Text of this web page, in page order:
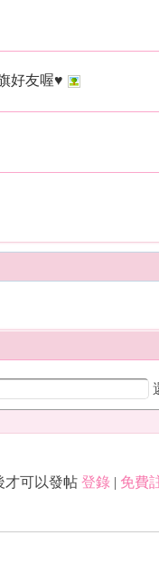
好友喔♥
才可以發帖 登錄| 免費